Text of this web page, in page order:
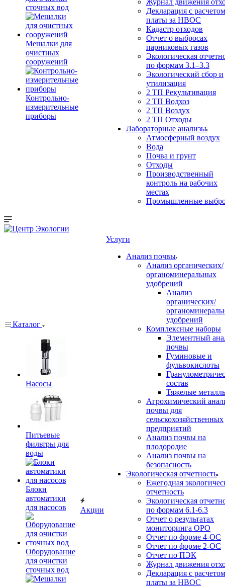
сточных вод
Мешалки для
очистных
сооружений
Контрольно-
измерительные
приборы
Декларация с расчетом
платы за НВОС
Кадастр отходов
Отчет о выбросах
парниковых газов
Экологическая
по формам 3.1–3.3
Экологический сбор и
утилизация
2 ТП Рекультивация
2 ТП Водхоз
2 ТП Воздух
2 ТП Отходы
Лабораторные анализы
Атмосферный воздух
Вода
Почва и грунт
Отходы
Производственный
контроль на рабочих
местах
Промышленные
Каталог
Насосы
Питьевые
фильтры для
воды
Блоки
автоматики
для насосов
Оборудование
для очистки
сточных вод
Акции
Услуги
Анализ почвы
Анализ органических/
органоминеральных
удобрений
Анализ
органических/
удобрений
Комплексные наборы
Элементный
почвы
Гуминовые и
фульвокислоты
состав
Тяжелые
Агрохимический
почвы для
сельскохозяйственных
предприятий
Анализ почвы на
плодородие
Анализ почвы на
безопасность
Экологическая отчетность
Ежегодная
отчетность
Экологическая
по формам 6.1-6.3
Отчет о результатах
мониторинга ОРО
Отчет по форме 4-ОС
Отчет по форме 2-ОС
Отчет по ПЭК
Журнал движения
Декларация с расчетом
платы за НВОС